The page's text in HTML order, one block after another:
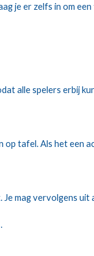
je er zelfs in om
alle spelers erbij
op tafel. Als het
mag vervolgens